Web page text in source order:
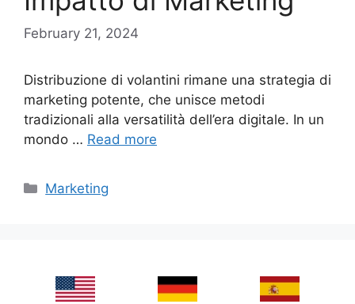
February 21, 2024
Distribuzione di volantini rimane una strategia di
marketing potente, che unisce metodi
tradizionali alla versatilità dell’era digitale. In un
mondo … Read more
Categories
Marketing